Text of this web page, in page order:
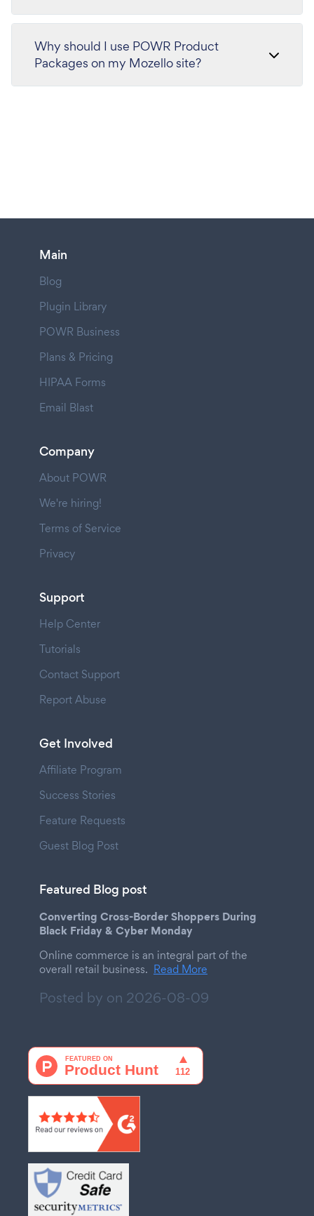
Why should I use POWR Product
Packages on my Mozello site?
Main
Blog
Plugin Library
POWR Business
Plans & Pricing
HIPAA Forms
Email Blast
Company
About POWR
We're hiring!
Terms of Service
Privacy
Support
Help Center
Tutorials
Contact Support
Report Abuse
Get Involved
Affiliate Program
Success Stories
Feature Requests
Guest Blog Post
Featured Blog post
Converting Cross-Border Shoppers During
Black Friday & Cyber Monday
Online commerce is an integral part of the
overall retail business. Read More
Posted by on 2026-08-09